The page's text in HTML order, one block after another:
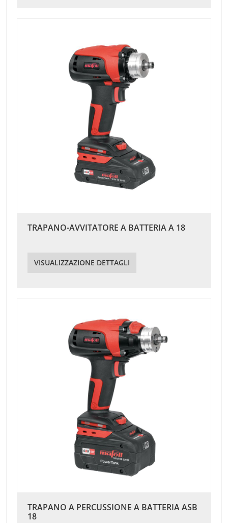
TRAPANO-AVVITATORE A BATTERIA A 18
VISUALIZZAZIONE DETTAGLI
TRAPANO A PERCUSSIONE A BATTERIA ASB
18